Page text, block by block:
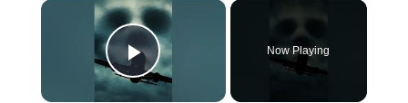
×
Play Video
Now Playing